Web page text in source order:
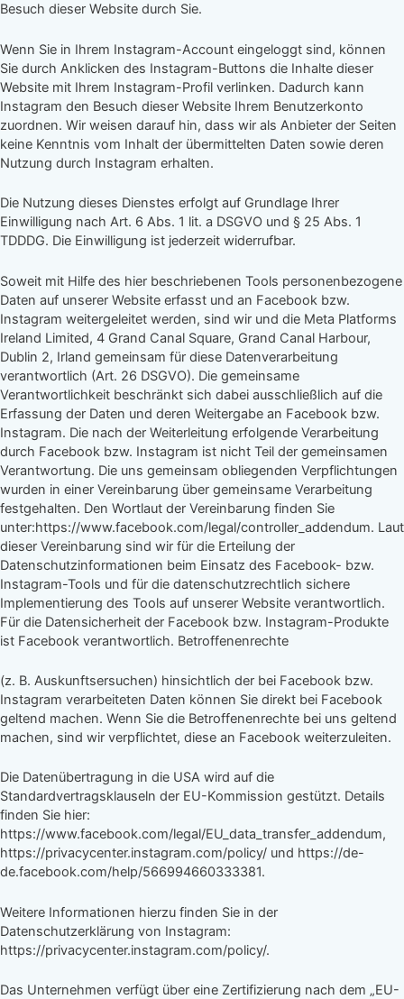
Besuch dieser Website durch Sie.
Wenn Sie in Ihrem Instagram-Account eingeloggt sind, können
Sie durch Anklicken des Instagram-Buttons die Inhalte dieser
Website mit Ihrem Instagram-Profil verlinken. Dadurch kann
Instagram den Besuch dieser Website Ihrem Benutzerkonto
zuordnen. Wir weisen darauf hin, dass wir als Anbieter der Seiten
keine Kenntnis vom Inhalt der übermittelten Daten sowie deren
Nutzung durch Instagram erhalten.
Die Nutzung dieses Dienstes erfolgt auf Grundlage Ihrer
Einwilligung nach Art. 6 Abs. 1 lit. a DSGVO und § 25 Abs. 1
TDDDG. Die Einwilligung ist jederzeit widerrufbar.
Soweit mit Hilfe des hier beschriebenen Tools personenbezogene
Daten auf unserer Website erfasst und an Facebook bzw.
Instagram weitergeleitet werden, sind wir und die Meta Platforms
Ireland Limited, 4 Grand Canal Square, Grand Canal Harbour,
Dublin 2, Irland gemeinsam für diese Datenverarbeitung
verantwortlich (Art. 26 DSGVO). Die gemeinsame
Verantwortlichkeit beschränkt sich dabei ausschließlich auf die
Erfassung der Daten und deren Weitergabe an Facebook bzw.
Instagram. Die nach der Weiterleitung erfolgende Verarbeitung
durch Facebook bzw. Instagram ist nicht Teil der gemeinsamen
Verantwortung. Die uns gemeinsam obliegenden Verpflichtungen
wurden in einer Vereinbarung über gemeinsame Verarbeitung
festgehalten. Den Wortlaut der Vereinbarung finden Sie
unter:https://www.facebook.com/legal/controller_addendum. Laut
dieser Vereinbarung sind wir für die Erteilung der
Datenschutzinformationen beim Einsatz des Facebook- bzw.
Instagram-Tools und für die datenschutzrechtlich sichere
Implementierung des Tools auf unserer Website verantwortlich.
Für die Datensicherheit der Facebook bzw. Instagram-Produkte
ist Facebook verantwortlich. Betroffenenrechte
(z. B. Auskunftsersuchen) hinsichtlich der bei Facebook bzw.
Instagram verarbeiteten Daten können Sie direkt bei Facebook
geltend machen. Wenn Sie die Betroffenenrechte bei uns geltend
machen, sind wir verpflichtet, diese an Facebook weiterzuleiten.
Die Datenübertragung in die USA wird auf die
Standardvertragsklauseln der EU-Kommission gestützt. Details
finden Sie hier:
https://www.facebook.com/legal/EU_data_transfer_addendum,
https://privacycenter.instagram.com/policy/ und https://de-
de.facebook.com/help/566994660333381.
Weitere Informationen hierzu finden Sie in der
Datenschutzerklärung von Instagram:
https://privacycenter.instagram.com/policy/.
Das Unternehmen verfügt über eine Zertifizierung nach dem „EU-